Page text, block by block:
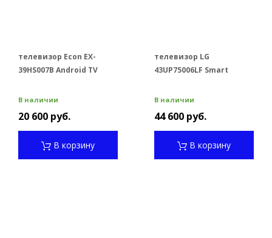
телевизор Econ EX-
39HS007B Android TV
В наличии
20 600 руб.
В корзину
телевизор LG
43UP75006LF Smart
В наличии
44 600 руб.
В корзину